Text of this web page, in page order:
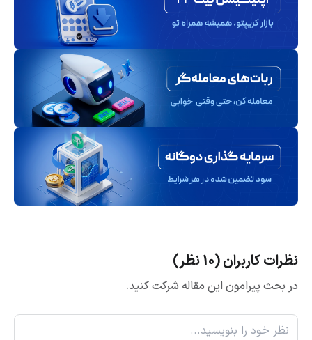
نظرات کاربران (10 نظر)
در بحث پیرامون این مقاله شرکت کنید.